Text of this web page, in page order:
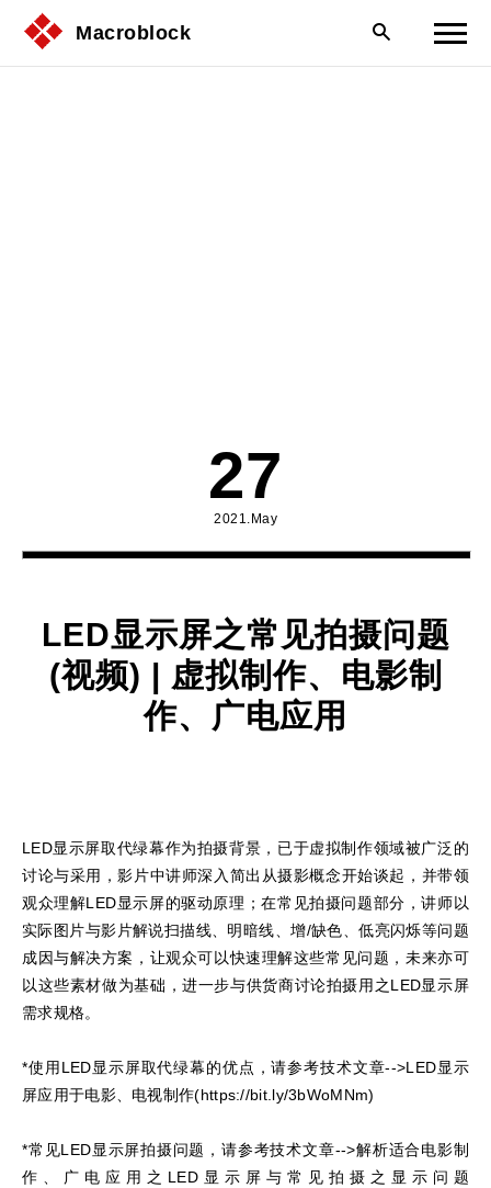
Macroblock
27
2021.May
LED显示屏之常见拍摄问题
(视频) | 虚拟制作、电影制
作、广电应用
LED显示屏取代绿幕作为拍摄背景，已于虚拟制作领域被广泛的
讨论与采用，影片中讲师深入简出从摄影概念开始谈起，并带领
观众理解LED显示屏的驱动原理；在常见拍摄问题部分，讲师以
实际图片与影片解说扫描线、明暗线、增/缺色、低亮闪烁等问题
成因与解决方案，让观众可以快速理解这些常见问题，未来亦可
以这些素材做为基础，进一步与供货商讨论拍摄用之LED显示屏
需求规格。
*使用LED显示屏取代绿幕的优点，请参考技术文章-->LED显示
屏应用于电影、电视制作(https://bit.ly/3bWoMNm)
*常见LED显示屏拍摄问题，请参考技术文章-->解析适合电影制
作、广电应用之LED显示屏与常见拍摄之显示问题